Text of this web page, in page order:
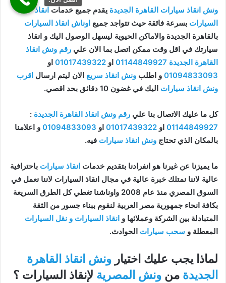
ونش انقاذ سيارات القاهرة الجديدة يقدم جميع خدمات انقاذ
السيارات بسرعة فائقة حيث تتواجد جميع اوناش انقاذ السيارات
بالقاهرة الجديدة والاماكن الحيوية ليسهل الوصول اليك و انقاذ
سيارتك في اقل وقت ممكن اتصل بما الان علي رقم ونش انقاذ
القاهرة الجديدة 01144849927 او 01017439322 او
01094833093 و اطلب ونش انقاذ سريع الان ليتم ارسال اقرب
ونش انقاذ سيارات اليك في غضون 10 دقائق بحد اقصي.
كل ما عليك الاتصال بنا علي رقم ونش انقاذ القاهرة الجديدة :
01144849927 او 01017439322 او 01094833093 و اعلامنا
بالمكان الذي تحتاج ونش انقاذ سيارات فيه.
ما يميزنا عن غيرنا هو انفرادنا بتقديم خدمات انقاذ سيارات باحترافية
عالية لاننا نمتلك خبرة عالية في مجال انقاذ السيارات لاننا نعمل في
السوق المصري منذ عام 2008 واوناشنا تغطي كل الطرق السريعة
بكافة انحاء جمهورية مصر العربية لنقوم ببناء جسور من الثقة
المتبادلة بين الشركة وعملائها و انقاذ السيارات و نقل السيارات
المعطلة و سحب سيارات الحوادث.
لماذا يجب عليك اختيار ونش انقاذ القاهرة
الجديدة من ونش المصرية لإنقاذ السيارات ؟